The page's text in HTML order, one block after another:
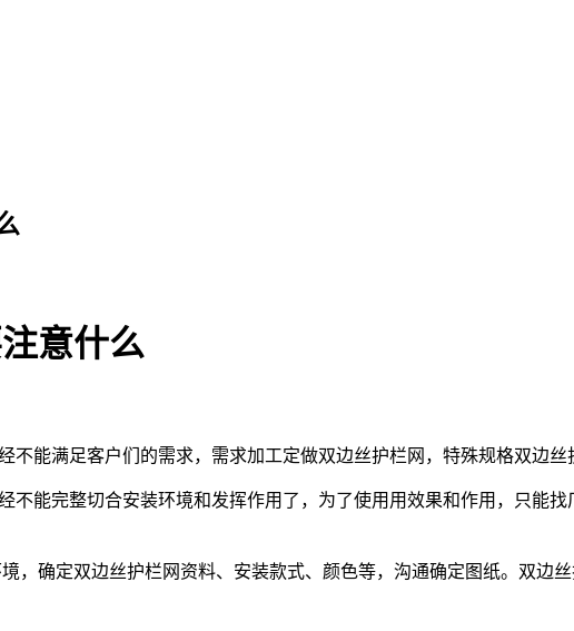
意什么
不能满足客户们的需求，需求加工定做双边丝护栏网，特殊规格双边
不能完整切合安装环境和发挥作用了，为了使用用效果和作用，只能
，确定双边丝护栏网资料、安装款式、颜色等，沟通确定图纸。双边